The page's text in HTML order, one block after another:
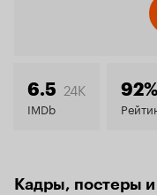
6.5 24K
IMDb
92%
Кадры, постеры